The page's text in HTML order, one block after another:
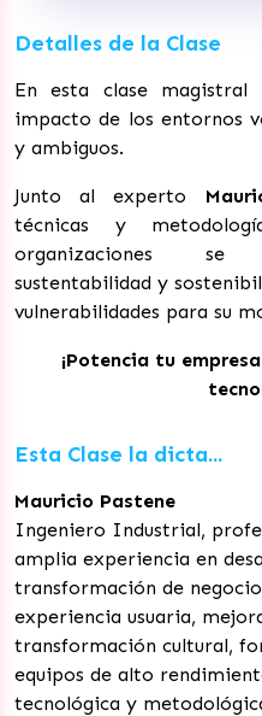
Detalles de la Clase
En esta clase
impacto de los entornos
y ambiguos.
Junto al experto
técnicas y
organizaciones se
sustentabilidad y
vulnerabilidades para su
¡Potencia tu
Esta Clase la dicta...
Mauricio Pastene
Ingeniero Industrial,
amplia experiencia en
transformación de
experiencia usuaria,
transformación cultural,
equipos de alto
tecnológica y